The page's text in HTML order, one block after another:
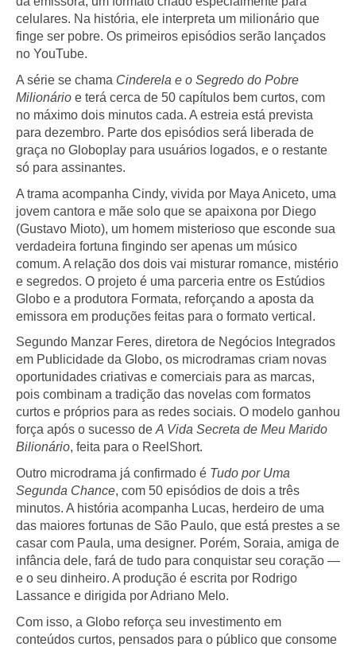
celulares. Na história, ele interpreta um milionário que
finge ser pobre. Os primeiros episódios serão lançados
no YouTube.
A série se chama Cinderela e o Segredo do Pobre
Milionário e terá cerca de 50 capítulos bem curtos, com
no máximo dois minutos cada. A estreia está prevista
para dezembro. Parte dos episódios será liberada de
graça no Globoplay para usuários logados, e o restante
só para assinantes.
A trama acompanha Cindy, vivida por Maya Aniceto, uma
jovem cantora e mãe solo que se apaixona por Diego
(Gustavo Mioto), um homem misterioso que esconde sua
verdadeira fortuna fingindo ser apenas um músico
comum. A relação dos dois vai misturar romance, mistério
e segredos. O projeto é uma parceria entre os Estúdios
Globo e a produtora Formata, reforçando a aposta da
emissora em produções feitas para o formato vertical.
Segundo Manzar Feres, diretora de Negócios Integrados
em Publicidade da Globo, os microdramas criam novas
oportunidades criativas e comerciais para as marcas,
pois combinam a tradição das novelas com formatos
curtos e próprios para as redes sociais. O modelo ganhou
força após o sucesso de A Vida Secreta de Meu Marido
Bilionário, feita para o ReelShort.
Outro microdrama já confirmado é Tudo por Uma
Segunda Chance, com 50 episódios de dois a três
minutos. A história acompanha Lucas, herdeiro de uma
das maiores fortunas de São Paulo, que está prestes a se
casar com Paula, uma designer. Porém, Soraia, amiga de
infância dele, fará de tudo para conquistar seu coração —
e o seu dinheiro. A produção é escrita por Rodrigo
Lassance e dirigida por Adriano Melo.
Com isso, a Globo reforça seu investimento em
conteúdos curtos, pensados para o público que consome